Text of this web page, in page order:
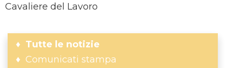
Cavaliere del Lavoro
Tutte le notizie
Comunicati stampa